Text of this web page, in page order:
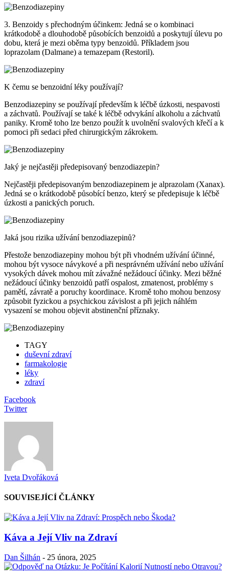
3. Benzoidy s přechodným účinkem: Jedná se o kombinaci
krátkodobě a dlouhodobě působících benzoidů a poskytují úlevu po
dobu, která je mezi oběma typy benzoidů. Příkladem jsou
loprazolam (Dalmane) a temazepam (Restoril).
K čemu se benzoidní léky používají?
Benzodiazepiny se používají především k léčbě úzkosti, nespavosti
a záchvatů. Používají se také k léčbě odvykání alkoholu a záchvatů
paniky. Kromě toho lze benzo použít k uvolnění svalových křečí a k
pomoci při sedaci před chirurgickým zákrokem.
Jaký je nejčastěji předepisovaný benzodiazepin?
Nejčastěji předepisovaným benzodiazepinem je alprazolam (Xanax).
Jedná se o krátkodobě působící benzo, který se předepisuje k léčbě
úzkosti a panických poruch.
Jaká jsou rizika užívání benzodiazepinů?
Přestože benzodiazepiny mohou být při vhodném užívání účinné,
mohou být vysoce návykové a při nesprávném užívání nebo užívání
vysokých dávek mohou mít závažné nežádoucí účinky. Mezi běžné
nežádoucí účinky benzoidů patří ospalost, zmatenost, problémy s
pamětí, závratě a poruchy koordinace. Kromě toho mohou benzosy
způsobit fyzickou a psychickou závislost a při jejich náhlém
vysazení se mohou objevit abstinenční příznaky.
TAGY
duševní zdraví
farmakologie
léky
zdraví
Facebook
Twitter
Iveta Dvořáková
SOUVISEJÍCÍ ČLÁNKY
Káva a Její Vliv na Zdraví
Dan Šilhán - 25 února, 2025